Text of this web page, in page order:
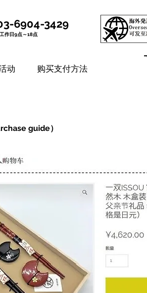
6904-3429
作日9点～18点
动 购买支付方法
guide）